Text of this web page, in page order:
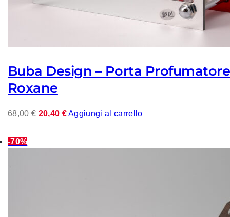
Buba Design – Porta Profumatore
Roxane
68,00€ Il
20,40 €IlAggiungi al carrello
-70%